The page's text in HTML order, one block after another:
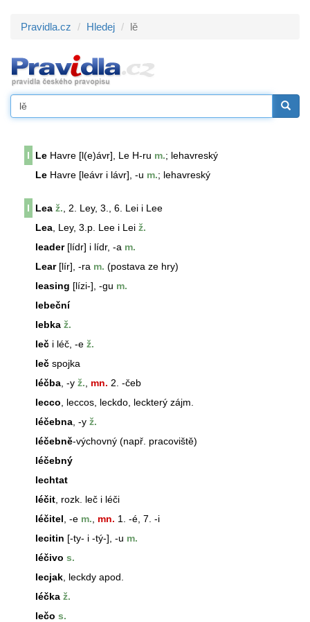
Pravidla.cz Hledej lě
l Le Havre [l(e)ávr], Le H-ru m.; lehavreský
Le Havre [leávr i lávr], -u m.; lehavreský
l Lea ž. , 2. Ley, 3., 6. Lei i Lee
Lea , Ley, 3.p. Lee i Lei ž.
leader[lídr] i lídr, -a m.
Lear[lír], -ra m. (postava ze hry)
leasing [lízi-], -gu m.
lebeční
lebka ž.
leč i léč, -e ž.
leč spojka
léčba , -y ž. mn. 2. -čeb
lecco
leccos, leckdo, leckterý zájm.
léčebna , -y ž.
léčebně-výchovný (např. pracoviště)
léčebný
lechtat
léčit , rozk. leč i léči
léčitel , -e m. mn. 1. -é, 7. -i
lecitin [-ty- i -tý-], -u m.
léčivo s.
lecjak , leckdy apod.
léčka ž.
lečo s.